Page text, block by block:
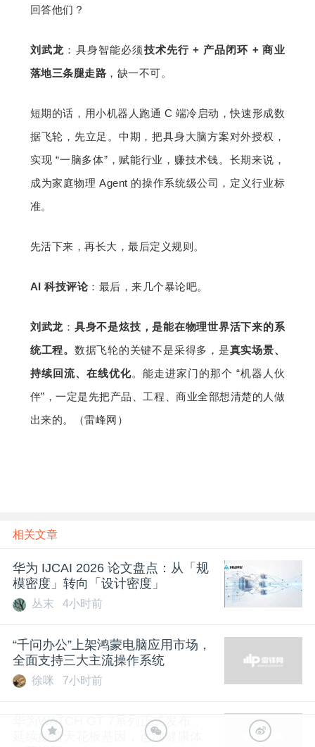
回答他们？
刘武龙 ：具身智能必须技术先行 + 产品闭环 + 商业
落地三条腿走路 ，缺一不可。
短期的话，用小机器人跑通 C 端冷启动，快速形成数
据飞轮，先立足。中期，把具身大脑方案对外授权，
实现 “一脑多体”，赋能行业，赚技术钱。长期来说，
成为家庭物理 Agent 的操作系统级公司，定义行业标
准。
先活下来，再长大，最后定义规则。
AI 科技评论：最后，来几个暴论吧。
刘武龙 ： 具身不是炫技，是能在物理世界活下来的系
统工程。 数据飞轮的关键不是采得多，是真实场景、
持续回流、在线优化。能走进家门的那个 “机器人伙
伴”，一定是先把产品、工程、商业全部想清楚的人做
出来的。（雷峰网）
相关文章
华为 IJCAI 2026 论文盘点：从「规
模密度」转向「设计密度」
丛末 4小时前
“千问办公”上架鸿蒙电脑应用市场，
全面支持三大主流操作系统
徐咪 7小时前
华为WATCH GT 7系列正式发布，
延续颜值天花板基因，运动健康体